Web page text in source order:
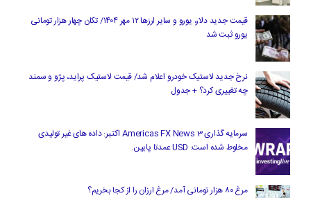
قیمت جدید دلار، یورو و سایر ارزها ۱۲ مهر ۱۴۰۴/ تکان چهار هزار تومانی
یورو ثبت شد
نرخ جدید لاستیک خودرو اعلام شد/ قیمت لاستیک پراید، پژو و سمند
چه تغییری کرد؟ + جدول
سرمایه گذاری Americas FX News 3 اکتبر: داده های غیر تولیدی
مخلوط شده است. USD عمدتا پایین.
مرغ ۸۰ هزار تومانی آمد/ مرغ ارزان را از کجا بخریم؟